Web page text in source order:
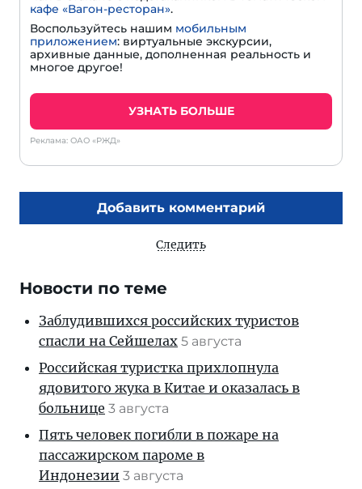
кафе «Вагон-ресторан».
Воспользуйтесь нашим мобильным
приложением: виртуальные экскурсии,
архивные данные, дополненная реальность и
многое другое!
УЗНАТЬ БОЛЬШЕ
Реклама: ОАО «РЖД»
Добавить комментарий
Следить
Новости по теме
Заблудившихся российских туристов
спасли на Сейшелах 5 августа
Российская туристка прихлопнула
ядовитого жука в Китае и оказалась в
больнице 3 августа
Пять человек погибли в пожаре на
пассажирском пароме в
Индонезии 3 августа